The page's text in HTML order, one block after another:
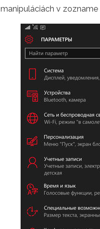
manipuláciách v